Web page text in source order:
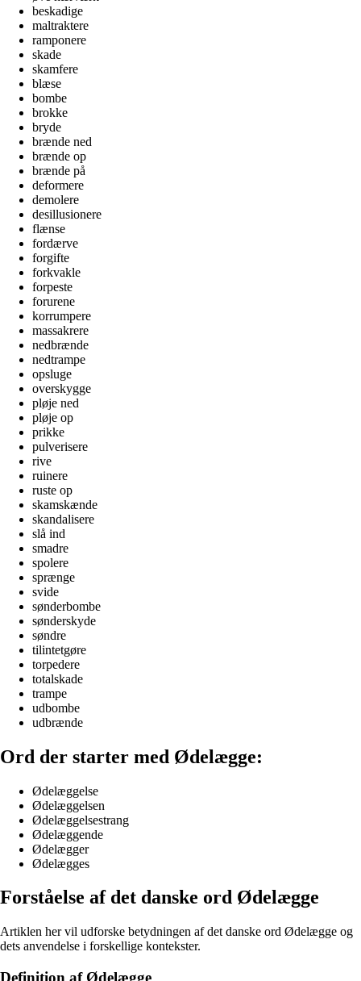
beskadige
maltraktere
ramponere
skade
skamfere
blæse
bombe
brokke
bryde
brænde ned
brænde op
brænde på
deformere
demolere
desillusionere
flænse
fordærve
forgifte
forkvakle
forpeste
forurene
korrumpere
massakrere
nedbrænde
nedtrampe
opsluge
overskygge
pløje ned
pløje op
prikke
pulverisere
rive
ruinere
ruste op
skamskænde
skandalisere
slå ind
smadre
spolere
sprænge
svide
sønderbombe
sønderskyde
søndre
tilintetgøre
torpedere
totalskade
trampe
udbombe
udbrænde
Ord der starter med Ødelægge:
Ødelæggelse
Ødelæggelsen
Ødelæggelsestrang
Ødelæggende
Ødelægger
Ødelægges
Forståelse af det danske ord Ødelægge
Artiklen her vil udforske betydningen af det danske ord Ødelægge og
dets anvendelse i forskellige kontekster.
Definition af Ødelægge